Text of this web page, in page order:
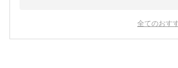
全てのおす